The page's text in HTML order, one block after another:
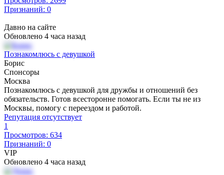
Признаний: 0
Давно на сайте
Обновлено 4 часа назад
Познакомлюсь с девушкой
Борис
Спонсоры
Москва
Познакомлюсь с девушкой для дружбы и отношений без
обязательств. Готов всесторонне помогать. Если ты не из
Москвы, помогу с переездом и работой.
Репутация отсутствует
1
Просмотров: 634
Признаний: 0
VIP
Обновлено 4 часа назад